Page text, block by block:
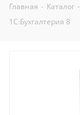
Главная - Каталог -
1С:Бухгалтерия 8